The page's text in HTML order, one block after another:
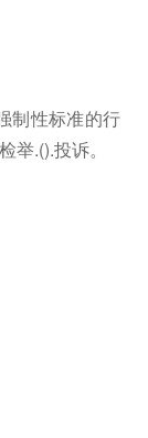
制性标准的行
.().投诉。